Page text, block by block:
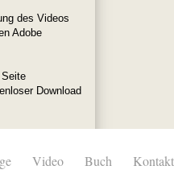
des Videos
Adobe
Download
Video Buch Kontakt